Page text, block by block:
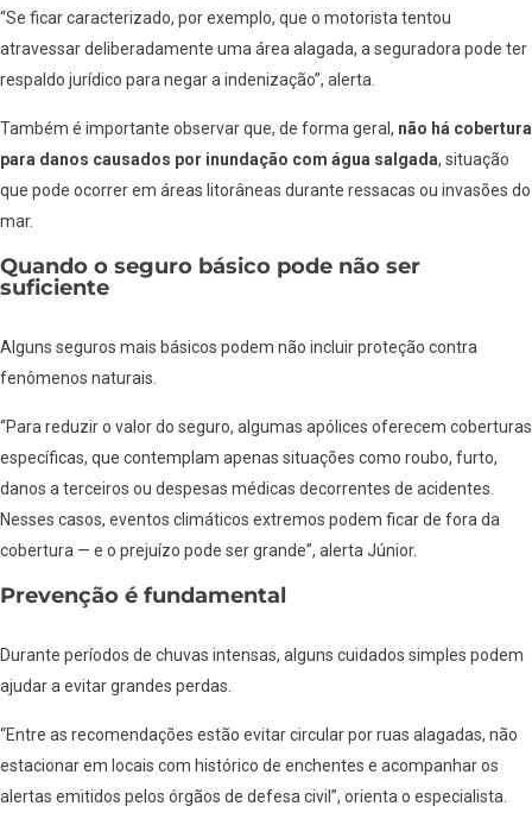
“Se ficar caracterizado, por exemplo, que o motorista tentou
atravessar deliberadamente uma área alagada, a seguradora pode ter
respaldo jurídico para negar a indenização”, alerta.
Também é importante observar que, de forma geral, não há cobertura
para danos causados por inundação com água salgada, situação
que pode ocorrer em áreas litorâneas durante ressacas ou invasões do
mar.
Quando o seguro básico pode não ser
suficiente
Alguns seguros mais básicos podem não incluir proteção contra
fenômenos naturais.
“Para reduzir o valor do seguro, algumas apólices oferecem coberturas
específicas, que contemplam apenas situações como roubo, furto,
danos a terceiros ou despesas médicas decorrentes de acidentes.
Nesses casos, eventos climáticos extremos podem ficar de fora da
cobertura — e o prejuízo pode ser grande”, alerta Júnior.
Prevenção é fundamental
Durante períodos de chuvas intensas, alguns cuidados simples podem
ajudar a evitar grandes perdas.
“Entre as recomendações estão evitar circular por ruas alagadas, não
estacionar em locais com histórico de enchentes e acompanhar os
alertas emitidos pelos órgãos de defesa civil”, orienta o especialista.